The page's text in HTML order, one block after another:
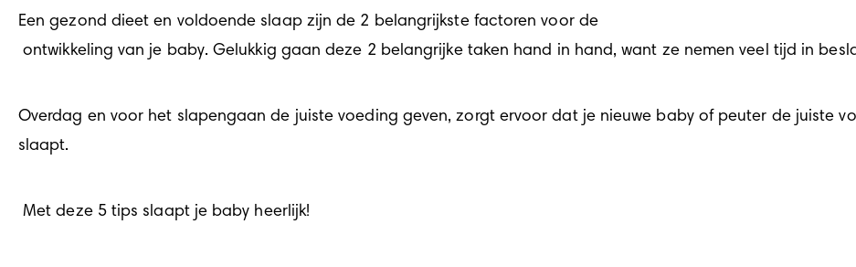
Een gezond dieet en voldoende slaap zijn de 2 belangrijkste factoren voor de
ontwikkeling van je baby. Gelukkig gaan deze 2 belangrijke taken hand in hand, want ze nemen veel tijd in
Overdag en voor het slapengaan de juiste voeding geven, zorgt ervoor dat je nieuwe baby of peuter de juiste
slaapt.
Met deze 5 tips slaapt je baby heerlijk!